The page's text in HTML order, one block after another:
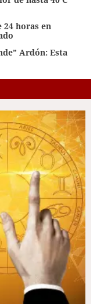
24 horas en
Ardón: Esta